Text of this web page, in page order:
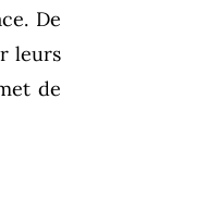
De
leurs
de